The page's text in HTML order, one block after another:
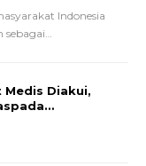
Indonesia
sebagai…
Diakui,